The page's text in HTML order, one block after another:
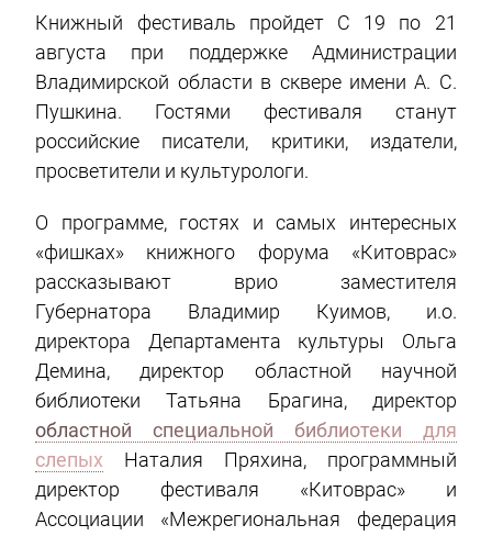
Книжный фестиваль пройдет С 19 по 21
августа при поддержке Администрации
Владимирской области в сквере имени А. С.
Пушкина. Гостями фестиваля станут
российские писатели, критики, издатели,
просветители и культурологи.
О программе, гостях и самых интересных
«фишках» книжного форума «Китоврас»
рассказывают врио заместителя
Губернатора Владимир Куимов, и.о.
директора Департамента культуры Ольга
Демина, директор областной научной
библиотеки Татьяна Брагина, директор
областной специальной библиотеки для
слепых Наталия Пряхина, программный
директор фестиваля «Китоврас» и
Ассоциации «Межрегиональная федерация